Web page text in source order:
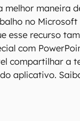
melhor maneira
no Microsoft
esse recurso
com
compartilhar a
aplicativo.